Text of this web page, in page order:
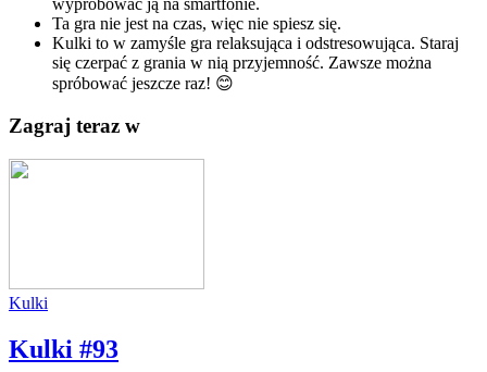
wypróbować ją na smartfonie.
Ta gra nie jest na czas, więc nie spiesz się.
Kulki to w zamyśle gra relaksująca i odstresowująca. Staraj
się czerpać z grania w nią przyjemność. Zawsze można
spróbować jeszcze raz! 😊
Zagraj teraz w
Kulki
Kulki #93